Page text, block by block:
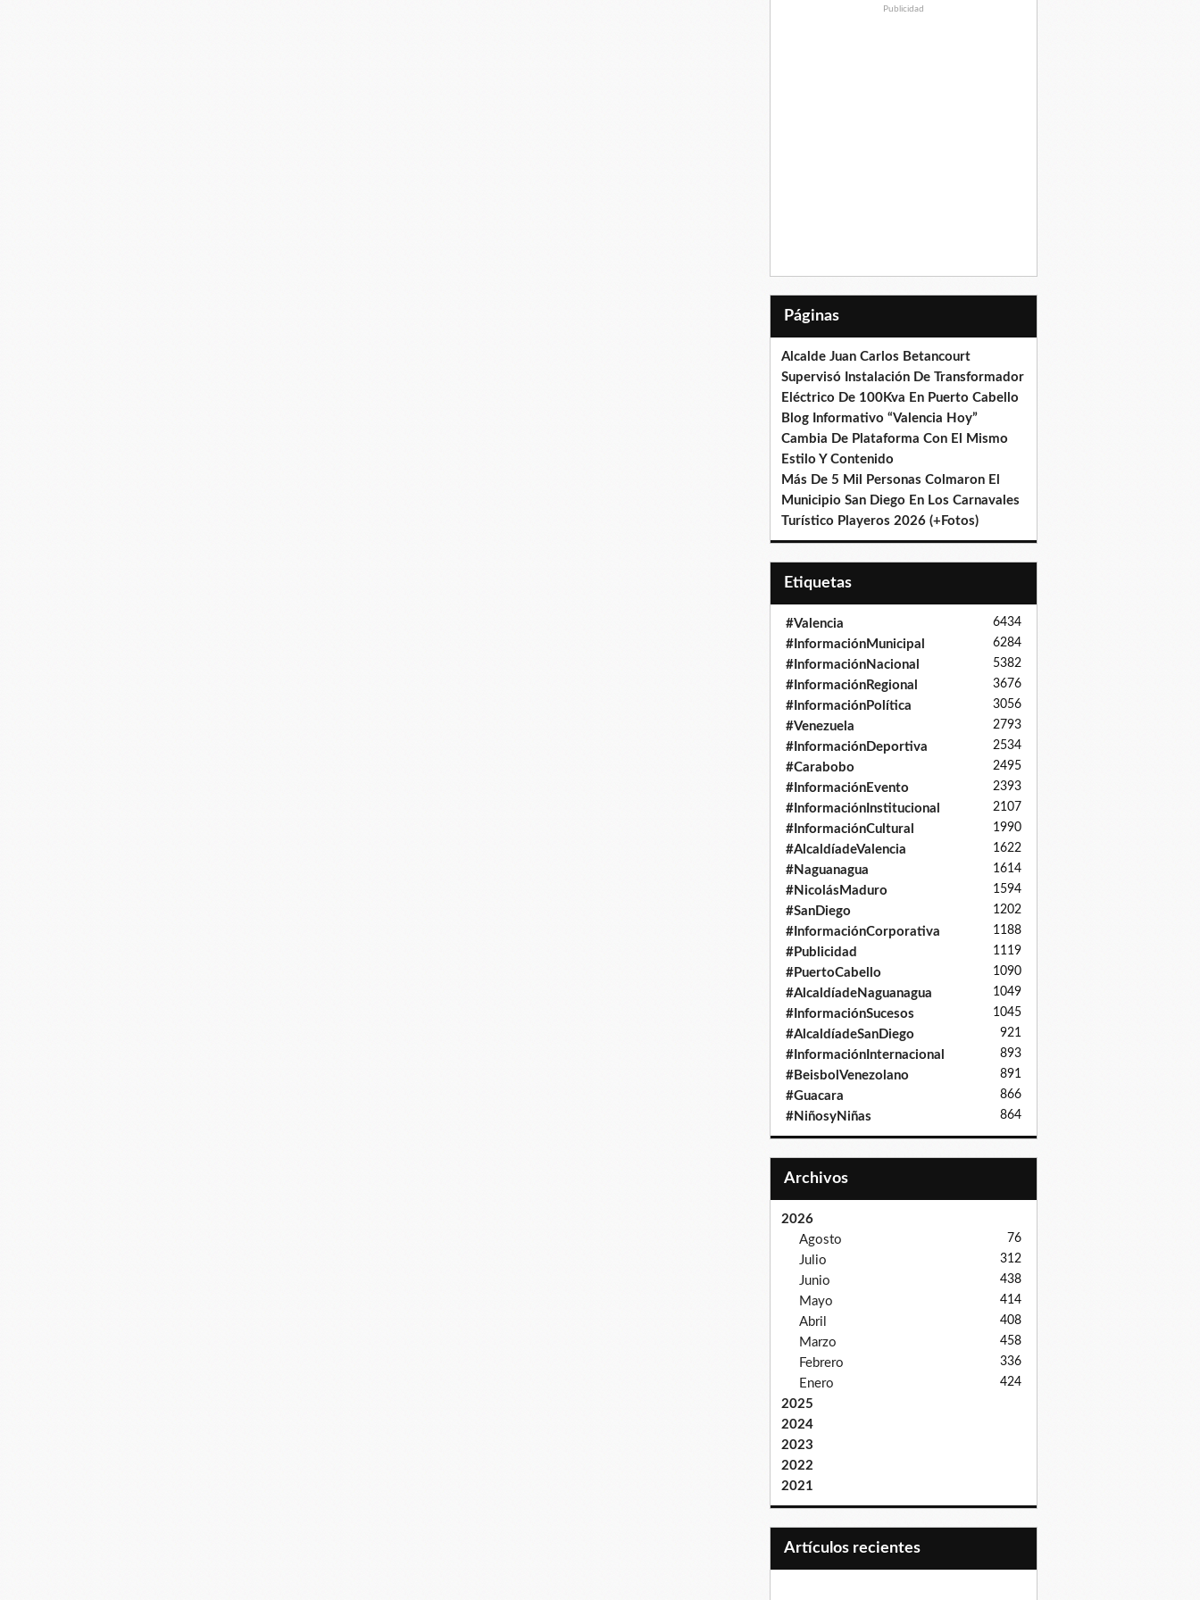
Publicidad
Páginas
Alcalde Juan Carlos Betancourt
Supervisó Instalación De Transformador
Eléctrico De 100Kva En Puerto Cabello
Blog Informativo “Valencia Hoy”
Cambia De Plataforma Con El Mismo
Estilo Y Contenido
Más De 5 Mil Personas Colmaron El
Municipio San Diego En Los Carnavales
Turístico Playeros 2026 (+Fotos)
Etiquetas
#Valencia 6434
#InformaciónMunicipal 6284
#InformaciónNacional 5382
#InformaciónRegional 3676
#InformaciónPolítica 3056
#Venezuela 2793
#InformaciónDeportiva 2534
#Carabobo 2495
#InformaciónEvento 2393
#InformaciónInstitucional 2107
#InformaciónCultural 1990
#AlcaldíadeValencia 1622
#Naguanagua 1614
#NicolásMaduro 1594
#SanDiego 1202
#InformaciónCorporativa 1188
#Publicidad 1119
#PuertoCabello 1090
#AlcaldíadeNaguanagua 1049
#InformaciónSucesos 1045
#AlcaldíadeSanDiego 921
#InformaciónInternacional 893
#BeisbolVenezolano 891
#Guacara 866
#NiñosyNiñas 864
Archivos
2026
Agosto
76
Julio 312
Junio 438
Mayo 414
Abril 408
Marzo 458
Febrero 336
Enero 424
2025
2024
2023
2022
2021
Artículos recientes